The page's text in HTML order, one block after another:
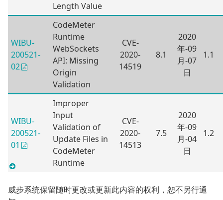
Length Value
WIBU-
200521-
02
CodeMeter
Runtime
WebSockets
API: Missing
Origin
Validation
CVE-
2020-
14519
8.1
2020
年-09
月-07
日
1.1
WIBU-
200521-
01
Improper
Input
Validation of
Update Files in
CodeMeter
Runtime
CVE-
2020-
14513
7.5
2020
年-09
月-04
日
1.2
威步系统保留随时更改或更新此内容的权利，恕不另行通